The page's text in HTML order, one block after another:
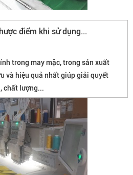
điểm khi sử dụng...
trong may mặc, trong sản xuất
và hiệu quả nhất giúp giải quyết
chất lượng...